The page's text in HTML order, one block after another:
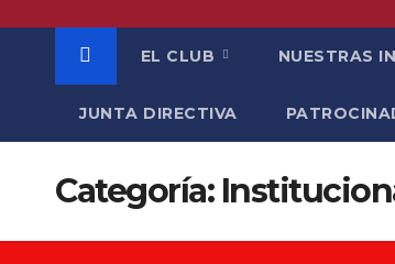
EL CLUB NUESTRAS
JUNTA DIRECTIVA
Categoría: